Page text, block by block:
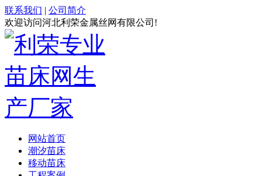
联系我们 | 公司简介
欢迎访问河北利荣金属丝网有限公司!
网站首页
潮汐苗床
移动苗床